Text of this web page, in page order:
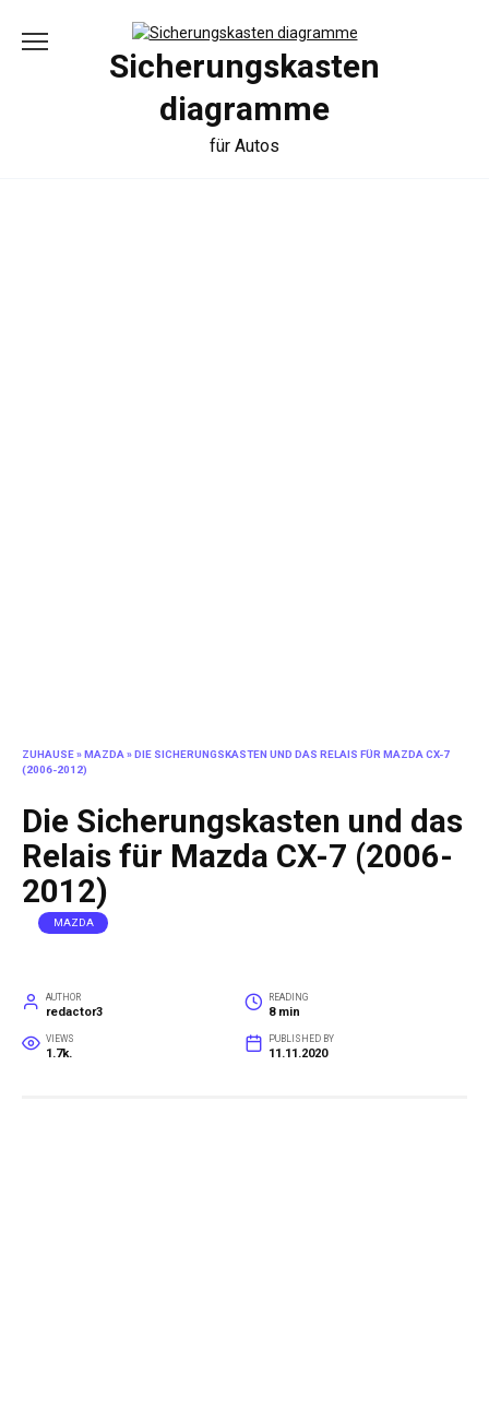
content
Sicherungskasten
diagramme
für Autos
ZUHAUSE»MAZDA »DIE SICHERUNGSKASTEN UND DAS RELAIS FÜR MAZDA CX-7
(2006-2012)
Die Sicherungskasten und das
Relais für Mazda CX-7 (2006-
2012)
MAZDA
AUTHOR
redactor3
READING
8 min
VIEWS
1.7k.
PUBLISHED BY
11.11.2020